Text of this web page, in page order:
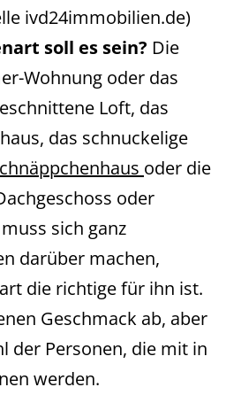
ivd24immobilien.de)
soll es sein? Die
Wohnung oder das
Loft, das
das schnuckelige
oder die
oder
sich ganz
darüber machen,
die richtige für ihn ist.
Geschmack ab, aber
der Personen, die mit in
werden.